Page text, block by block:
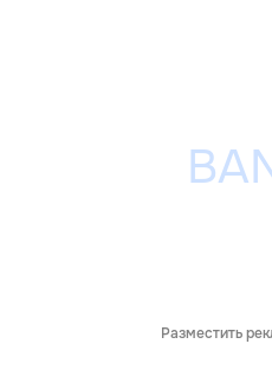
Разместить